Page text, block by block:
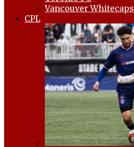
Vancouver Whitecaps
CPL